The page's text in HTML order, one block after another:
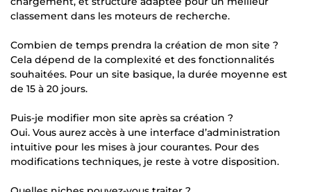
classement dans les moteurs de recherche.
Combien de temps prendra la création de mon site ?
Cela dépend de la complexité et des fonctionnalités
souhaitées. Pour un site basique, la durée moyenne est
de 15 à 20 jours.
Puis-je modifier mon site après sa création ?
Oui. Vous aurez accès à une interface d’administration
intuitive pour les mises à jour courantes. Pour des
modifications techniques, je reste à votre disposition.